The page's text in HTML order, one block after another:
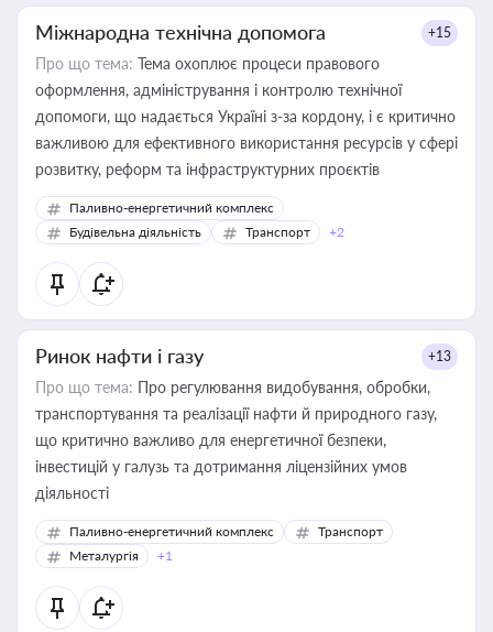
Міжнародна технічна допомога +15
Про що тема: Тема охоплює процеси правового
оформлення, адміністрування і контролю технічної
допомоги, що надається Україні з-за кордону, і є критично
важливою для ефективного використання ресурсів у сфері
розвитку, реформ та інфраструктурних проєктів
Паливно-енергетичний комплекс
Будівельна діяльність
Транспорт +2
Ринок нафти і газу +13
Про що тема: Про регулювання видобування, обробки,
транспортування та реалізації нафти й природного газу,
що критично важливо для енергетичної безпеки,
інвестицій у галузь та дотримання ліцензійних умов
діяльності
Паливно-енергетичний комплекс
Транспорт
Металургія
+1